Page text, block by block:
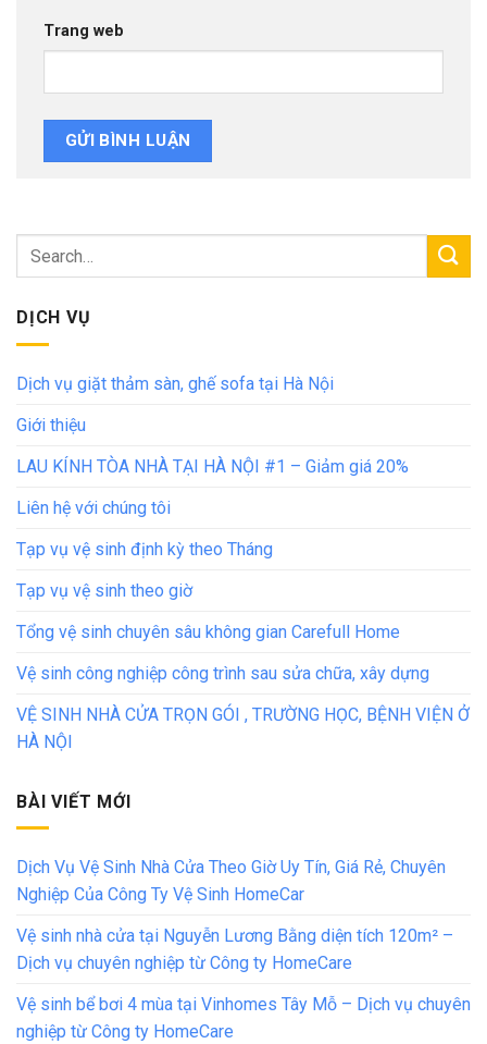
Trang web
DỊCH VỤ
Dịch vụ giặt thảm sàn, ghế sofa tại Hà Nội
Giới thiệu
LAU KÍNH TÒA NHÀ TẠI HÀ NỘI #1 – Giảm giá 20%
Liên hệ với chúng tôi
Tạp vụ vệ sinh định kỳ theo Tháng
Tạp vụ vệ sinh theo giờ
Tổng vệ sinh chuyên sâu không gian Carefull Home
Vệ sinh công nghiệp công trình sau sửa chữa, xây dựng
VỆ SINH NHÀ CỬA TRỌN GÓI , TRƯỜNG HỌC, BỆNH VIỆN Ở
HÀ NỘI
BÀI VIẾT MỚI
Dịch Vụ Vệ Sinh Nhà Cửa Theo Giờ Uy Tín, Giá Rẻ, Chuyên
Nghiệp Của Công Ty Vệ Sinh HomeCar
Vệ sinh nhà cửa tại Nguyễn Lương Bằng diện tích 120m² –
Dịch vụ chuyên nghiệp từ Công ty HomeCare
Vệ sinh bể bơi 4 mùa tại Vinhomes Tây Mỗ – Dịch vụ chuyên
nghiệp từ Công ty HomeCare